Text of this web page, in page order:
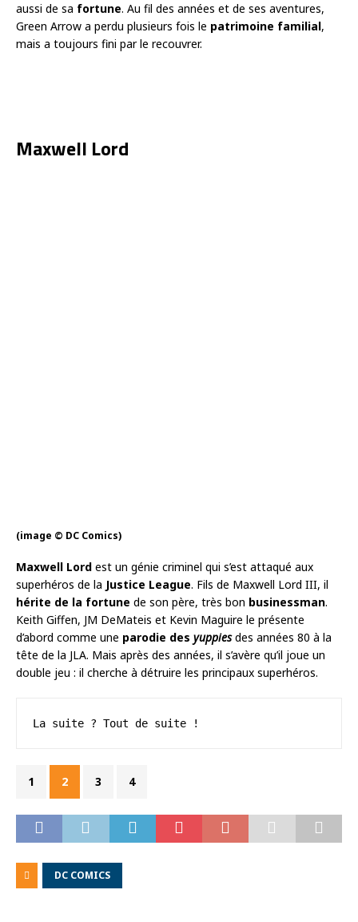
aussi de sa fortune. Au fil des années et de ses aventures,
Green Arrow a perdu plusieurs fois le patrimoine familial,
mais a toujours fini par le recouvrer.
Maxwell Lord
(image © DC Comics)
Maxwell Lord est un génie criminel qui s’est attaqué aux
superhéros de la Justice League. Fils de Maxwell Lord III, il
hérite de la fortune de son père, très bon businessman.
Keith Giffen, JM DeMateis et Kevin Maguire le présente
d’abord comme une parodie des yuppiesdes années 80 à la
tête de la JLA. Mais après des années, il s’avère qu’il joue un
double jeu : il cherche à détruire les principaux superhéros.
La suite ? Tout de suite !
1 2 3 4
DC COMICS